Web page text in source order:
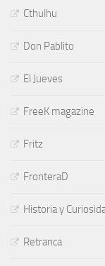
Cthulhu
Don Pablito
El Jueves
FreeK magazine
Fritz
FronteraD
Historia y
Retranca